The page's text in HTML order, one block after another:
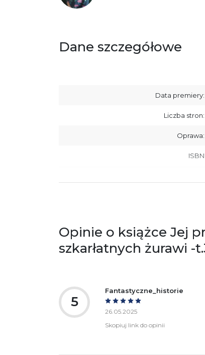
Dane szczegółowe
Data premiery:
Liczba stron:
Oprawa:
ISBN
Ostrzeżenia oraz informacje dotyczące
Opinie o książce Jej
szkarłatnych żurawi -
5
Fantastyczne_historie
26.05.2025
Skopiuj link do opinii